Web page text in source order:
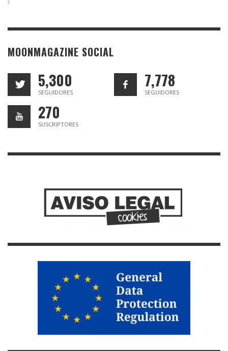
MOONMAGAZINE SOCIAL
5,300
SEGUIDORES
7,778
SEGUIDORES
270
SUSCRIPTORES